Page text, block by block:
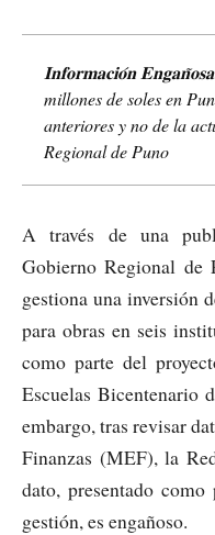
𝐈𝐧𝐟𝐨𝐫𝐦𝐚𝐜𝐢𝐨́𝐧
millones de soles en
anteriores y no de la
Regional de Puno
A través de una
Gobierno Regional
gestiona una inversión
para obras en seis
como parte del
Escuelas Bicentenario
embargo, tras revisar
Finanzas (MEF), la
dato, presentado
gestión, es engañoso.